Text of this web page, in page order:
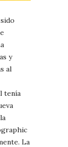
y
al
tenía
La